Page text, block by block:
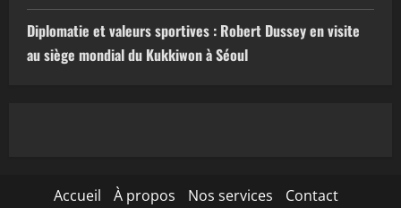
Diplomatie et valeurs sportives : Robert Dussey en visite
au siège mondial du Kukkiwon à Séoul
Accueil À propos Nos services
Contact